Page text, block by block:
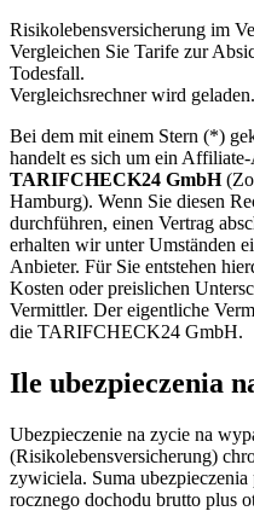
Risikolebensversicherung im
Vergleichen Sie Tarife zur
Todesfall.
Vergleichsrechner wird
Bei dem mit einem Stern (*)
handelt es sich um ein
TARIFCHECK24 GmbH
Hamburg). Wenn Sie diesen
durchführen, einen Vertrag
erhalten wir unter Umständen
Anbieter. Für Sie entstehen
Kosten oder preislichen
Vermittler. Der eigentliche
die TARIFCHECK24 GmbH.
Ile ubezpieczenia
Ubezpieczenie na zycie na
(Risikolebensversicherung)
zywiciela. Suma
rocznego dochodu brutto plus